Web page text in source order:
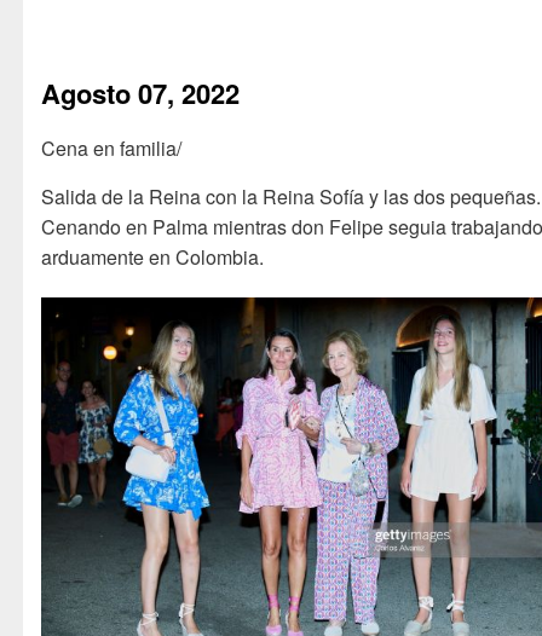
Agosto 07, 2022
Cena en familia/
Salida de la Reina con la Reina Sofía y las dos pequeñas.
Cenando en Palma mientras don Felipe seguia
arduamente en Colombia.